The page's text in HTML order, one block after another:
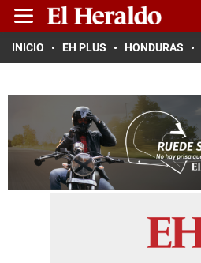
INICIO EH PLUS HONDURAS